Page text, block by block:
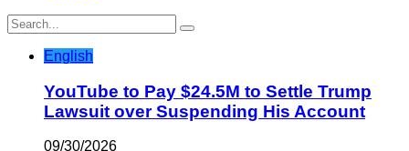
English
YouTube to Pay $24.5M to Settle Trump
Lawsuit over Suspending His Account
09/30/2026